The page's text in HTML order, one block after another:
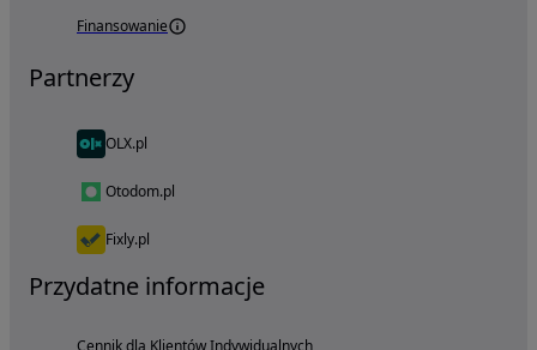
Finansowanie
Partnerzy
OLX.pl
Otodom.pl
Fixly.pl
Przydatne informacje
Cennik dla Klientów Indywidualnych